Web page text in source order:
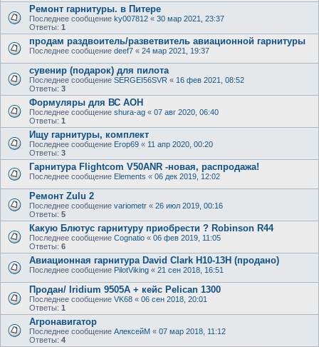
Ремонт гарнитуры. в Питере
Последнее сообщение ky007812 « 30 мар 2021, 23:37
Ответы: 1
продам раздвоитель/разветвитель авиационной гарнитуры
Последнее сообщение deef7 « 24 мар 2021, 19:37
сувенир (подарок) для пилота
Последнее сообщение SERGEI56SVR « 16 фев 2021, 08:52
Ответы: 3
Формуляры для ВС АОН
Последнее сообщение shura-ag « 07 авг 2020, 06:40
Ответы: 1
Ищу гарнитуры, комплект
Последнее сообщение Егор69 « 11 апр 2020, 00:20
Ответы: 3
Гарнитура Flightcom V50ANR -новая, распродажа!
Последнее сообщение Elements « 06 дек 2019, 12:02
Ремонт Zulu 2
Последнее сообщение variometr « 26 июл 2019, 00:16
Ответы: 5
Какую Блютус гарнитуру приобрести ? Robinson R44
Последнее сообщение Cognatio « 06 фев 2019, 11:05
Ответы: 6
Авиационная гарнитура David Clark H10-13H (продано)
Последнее сообщение PilotViking « 21 сен 2018, 16:51
Продан/ Iridium 9505A + кейс Pelican 1300
Последнее сообщение VK68 « 06 сен 2018, 20:01
Ответы: 1
Агронавигатор
Последнее сообщение АлексейМ « 07 мар 2018, 11:12
Ответы: 4